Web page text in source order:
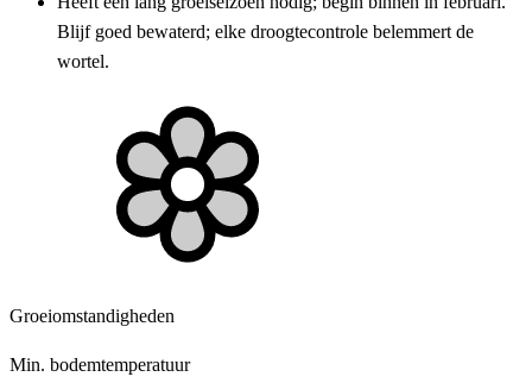
Blijf goed bewaterd; elke droogtecontrole belemmert de
wortel.
Groeiomstandigheden
Min. bodemtemperatuur